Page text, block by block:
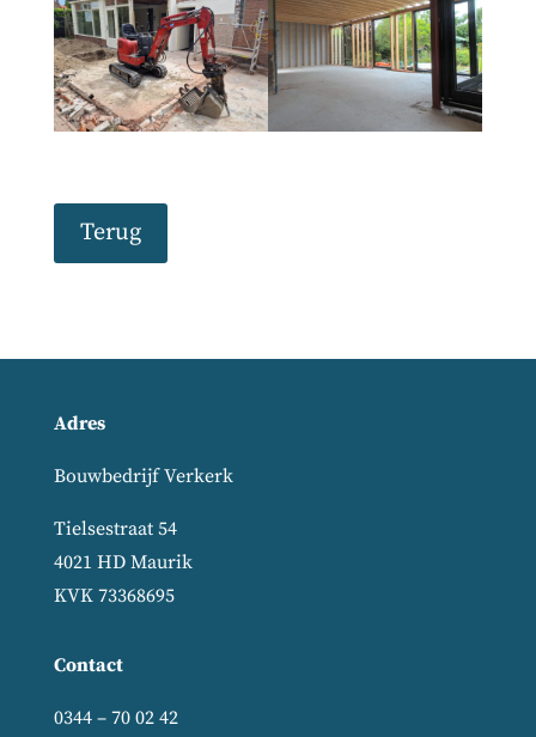
Terug
Adres
Bouwbedrijf Verkerk
Tielsestraat 54
4021 HD Maurik
KVK 73368695
Contact
0344 – 70 02 42